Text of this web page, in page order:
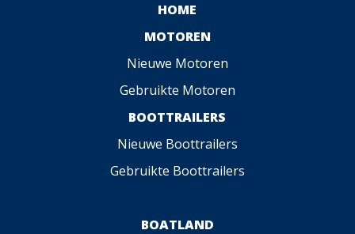
HOME
MOTOREN
Nieuwe Motoren
Gebruikte Motoren
BOOTTRAILERS
Nieuwe Boottrailers
Gebruikte Boottrailers
BOATLAND